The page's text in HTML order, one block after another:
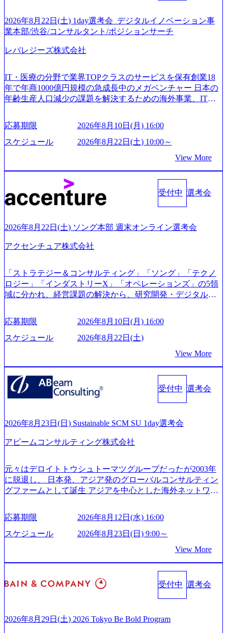
2026年8月22日(土) 1day選考会_デジタルイノベーション事
業本部/渋谷/コンサルタント/ポジションサーチ
レバレジーズ株式会社
IT・医療の分野で業界TOPクラスのサービスを保有創業18
年で年商1000億円規模の急成長中のメガベンチャー 日本の
年齢生産人口減少の課題を解決するための海外事業、IT事
以上の事業を展開する オールインハウスの組織体制をとっ
ており社内で新しい事業開発などの人員調達できる 独立資
本経営をとっており、事業創造の自由度が高い https://storag
s/20240925162633_7242d0de-3e54-4f03-b076-00318d5c0dff_120
0x644.webp レバレジーズ株式会社 会社説明資料 (https://spea
kerdeck.com/leverages/leverages-hui-she-shao-jie-zi-liao-zhong-tu-
cai-yong-xiang-ke) 「働く人」「事業・サービス」「カルチャ
ー」など、レバレジーズのリアルを取り上げています！ (htt
「外国人留学生等受入環境整備事業委託業務」を受託 (http
s://prtimes.jp/main/html/rd/p/000000612.000010591.html) レバレ
ジーズ、モチベーション管理システム「NALYSYS」リリー
m/@leveragesCh) レバレジーズで活躍するメンバー紹介！〜
管理職種編 〜 (https://www.youtube.com/watch?v=RETwZKac2
UI) レバレジーズで活躍するメンバー紹介！〜 営業職種編
来黒字を維持し、急成長中でありながら安定した事業を展
円を目指す日本にもなかなかないメガベンチャー。創業か
ら黒字経営。年間130%成長 https://storage.googleapis.com/our-
527843-d227-4df8-b86c-5587f843fdf6_1200x471.webp https://stor
age.googleapis.com/our-vision-production.appspot.com/public/imag
es/20251030164946_dc0888f6-0539-4887-84d7-34c8d8544226_1
200x666.webp 年間100億円規模の投資の元、10以上もの新規
能 社内転職が活発であり、多様なスキルを1社で身に着ける
ことが可能 事業開発・運用を内包かする「オールインハウ
ス」型の組織体。社内スカウトや社内公募制度を用いて主
165942_70f09968-1b27-43e6-b849-1cd107c4f488_1200x698.web
p ## 働き方／WLB／待遇 内装8億円超のかっこいいオフィ
スがあり、 働き甲斐のあるランキング、新卒注目ランキン
ため事業創造の自由度が高く、赤字事業でも投資して長期
的な成長を若手に任せられる環境 対面でのコミュニケーシ
ョンメリットを重視するため出社勤務。1日の労働時間平均
ア組織） 2026年8月22日(土) 10:00～最長16:00 2026年8月10
日(月) 16:00 ※応募者が定員を上回る場合は、厳正なる審査
の上参加者を決定させていただきます。ご了承ください。
● 当日の流れ 受付 → 会社説明会 → 面接(会社説明会終了
後、随時ご案内) ※全てリモートにて実施します。 ※参加
通常の選考フローと異なり、事前に適性検査をご受検いた
応募期限
2026年8月10日(月) 16:00
スケジュール
2026年8月22日(土) 10:00～
View More
受付中 選考会
2026年8月22日(土) ソング本部 週末オンライン選考会
アクセンチュア株式会社
「ストラテジー＆コンサルティング」「ソング」「テクノ
ロジー」「インダストリーX」「オペレーションズ」の5領
域に分かれ、経営課題の解決から、研究開発・デジタル・
グ領域からその実行的側面であるITサービスの提供まで一
貫して支援する総合系・IT系ファームである あらゆる産業
において非常に良質な顧客基盤を築いており、Fortune Globa
手掛けたプロジェクトは「ファーストリテイリングにおけ
るグローバル化」「資生堂グループのDX化支援」「ヴィヴ
ィアン・ウエストウッドの製品開発」など多岐にわたる コ
ンサルティング活動のみならず、2021年にはKDDIと合弁会
社「ARISE analytics」を設立し、人工知能とデータアナリテ
ジタル人材育成の支援も盛んに行う 採用資料 (https://www.ac
2/Accenture-Recruiting-Brochure.pdf#zoom=50) 女性の活躍につ
rs/corporate/document/women-brochure.pdf#zoom=50) 社員発信
のキャリアブログ (https://www.accenture.com/jp-ja/blogs/japan-
careers-blog) 江川社長が語る「105点経営」 (https://business.ni
kkei.com/atcl/gen/19/00604/021600008/) 規模拡大で成功する理
6218) 大手広告代理店出身者などマーケティングのトップ人
材が集結するワケ (https://markezine.jp/article/detail/45446) エン
ジニアからコンサルタントへ。会社に入って、何が変わっ
た？ (https://www.businessinsider.jp/post-288838) プラダ：ラグ
nture.com/jp-ja/case-studies/song/prada-luxury-product-customizati
on) 大正製薬：ITカーブアウト支援 (https://www.accenture.co
m/jp-ja/case-studies/consulting/taisho-pharmaceutical)（ストラテ
ジー & コンサルティング） ソフトバンク：初のオンライン
s://www.accenture.com/jp-ja/case-studies/communications-media/so
応募期限
2026年8月10日(月) 16:00
スケジュール
2026年8月22日(土)
View More
受付中 選考会
2026年8月23日(日) Sustainable SCM SU 1day選考会
アビームコンサルティング株式会社
元々はデロイトトウシュトーマツグループだったが2003年
に脱退し、 日本発、アジア発のグローバルコンサルティン
グファームとして誕生 アジアを中心とした海外ネットワー
供している日系最大級の総合コンサルティングファーム
『Build Beyond As One ®.』をブランドメッセージに掲げ、
企業や組織の変革を通じて社会や産業の課題を解決し、未
確実な実現と社会的価値及び経済的価値の追求にも貢献 NE
Cとの戦略的資本提携も実現して、現在はNECのグループ会
シングなどの専門知識と、豊富な経験を持つ約6,000名を超
えるプロフェッショナルを有する 金融、製造、流通、エネ
トとしている SAP領域においては日本市場No.1を誇り、全
応募期限
2026年8月12日(水) 16:00
スケジュール
2026年8月23日(日) 9:00～
View More
受付中 選考会
2026年8月29日(土) 2026 Tokyo Be Bold Program